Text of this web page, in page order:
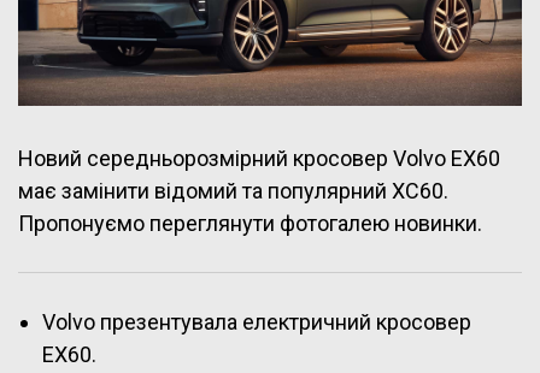
Новий середньорозмірний кросовер Volvo EX60
має замінити відомий та популярний XC60.
Пропонуємо переглянути фотогалею новинки.
Volvo презентувала електричний кросовер
EX60.